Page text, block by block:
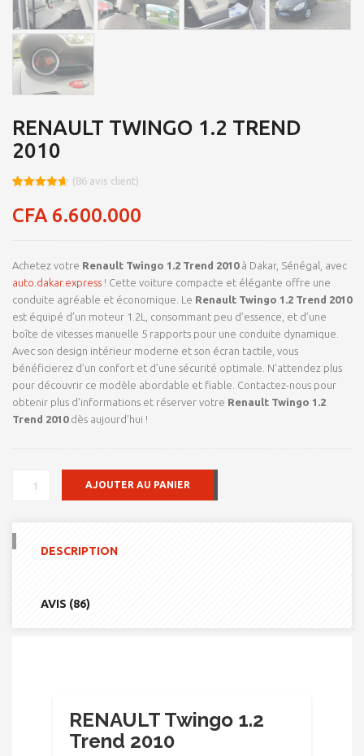
RENAULT TWINGO 1.2 TREND
2010
sur 5
basé sur
client
(86 avis client)
CFA 6.600.000
Achetez votre Renault Twingo 1.2 Trend 2010à Dakar, Sénégal, avec
auto.dakar.express ! Cette voiture compacte et élégante offre une
conduite agréable et économique. Le Renault Twingo 1.2 Trend 2010
est équipé d’un moteur 1.2L, consommant peu d’essence, et d’une
boîte de vitesses manuelle 5 rapports pour une conduite dynamique.
Avec son design intérieur moderne et son écran tactile, vous
bénéficierez d’un confort et d’une sécurité optimale. N’attendez plus
pour découvrir ce modèle abordable et fiable. Contactez-nous pour
obtenir plus d’informations et réserver votre Renault Twingo 1.2
Trend 2010dès aujourd’hui !
QUANTITÉ
TREND
AJOUTER AU PANIER
DESCRIPTION
AVIS (86)
RENAULT Twingo 1.2
Trend 2010